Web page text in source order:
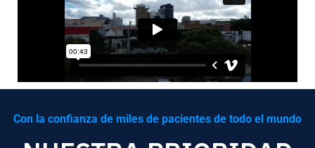
Con la confianza de miles de pacientes de todo el mundo